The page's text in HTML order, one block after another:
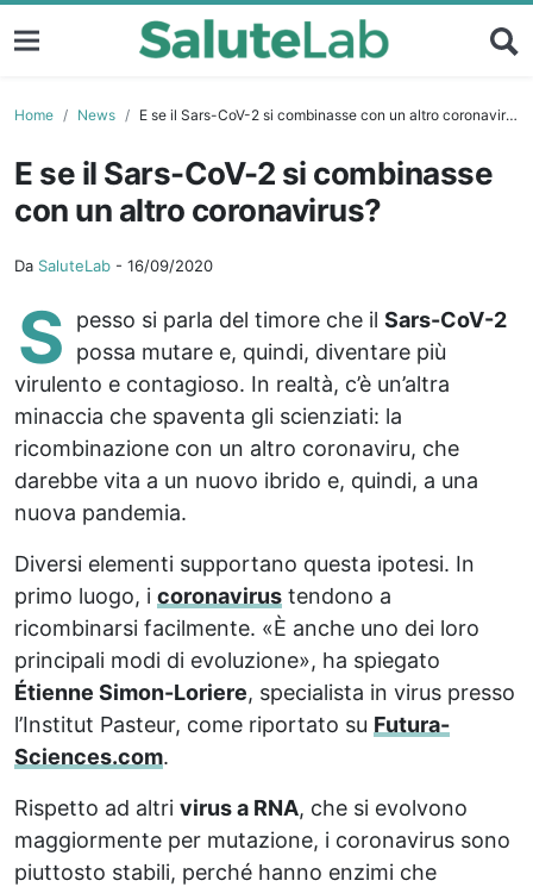
Home News E se il Sars-CoV-2 si combinasse con un altro coronavirus?
E se il Sars-CoV-2 si combinasse
con un altro coronavirus?
Da SaluteLab - 16/09/2020
S pesso si parla del timore che il Sars-CoV-2
possa mutare e, quindi, diventare più
virulento e contagioso. In realtà, c’è un’altra
minaccia che spaventa gli scienziati: la
ricombinazione con un altro coronaviru, che
darebbe vita a un nuovo ibrido e, quindi, a una
nuova pandemia.
Diversi elementi supportano questa ipotesi. In
primo luogo, i coronavirus tendono a
ricombinarsi facilmente. «È anche uno dei loro
principali modi di evoluzione», ha spiegato
Étienne Simon-Loriere, specialista in virus presso
l’Institut Pasteur, come riportato su Futura-
Sciences.com.
Rispetto ad altri virus a RNA, che si evolvono
maggiormente per mutazione, i coronavirus sono
piuttosto stabili, perché hanno enzimi che